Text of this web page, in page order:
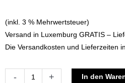
(inkl. 3 % Mehrwertsteuer)
Versand in Luxemburg GRATIS –
Die Versandkosten und Lieferzeiten
-
Audio-
+ In den